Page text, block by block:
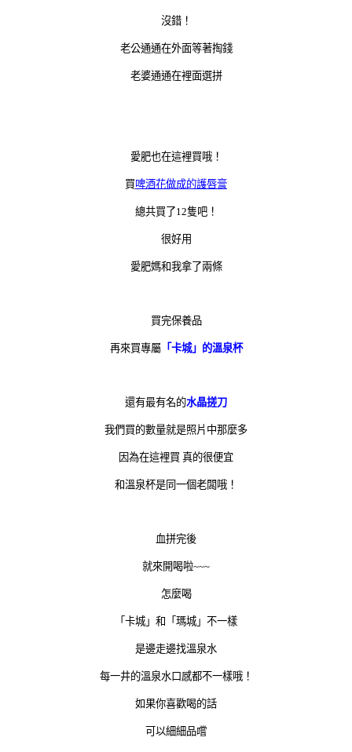
沒錯！
老公通通在外面等著掏錢
老婆通通在裡面選拼
愛肥也在這裡買哦！
買啤酒花做成的護唇膏
總共買了12隻吧！
很好用
愛肥媽和我拿了兩條
買完保養品
再來買專屬「卡城」的溫泉杯
還有最有名的水晶搓刀
我們買的數量就是照片中那麼多
因為在這裡買 真的很便宜
和溫泉杯是同一個老闆哦！
血拼完後
就來開喝啦~~~
怎麼喝
「卡城」和「瑪城」不一樣
是邊走邊找溫泉水
每一井的溫泉水口感都不一樣哦！
如果你喜歡喝的話
可以細細品嚐